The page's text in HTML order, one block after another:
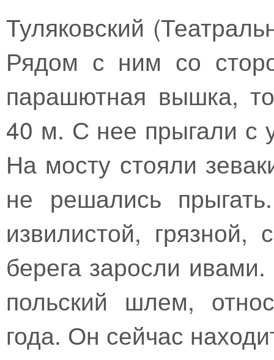
Туляковский
Рядом с ним со
парашютная вышка,
40 м. С нее прыгали с
На мосту стояли
не решались
извилистой, грязной,
берега заросли
польский шлем,
года. Он сейчас